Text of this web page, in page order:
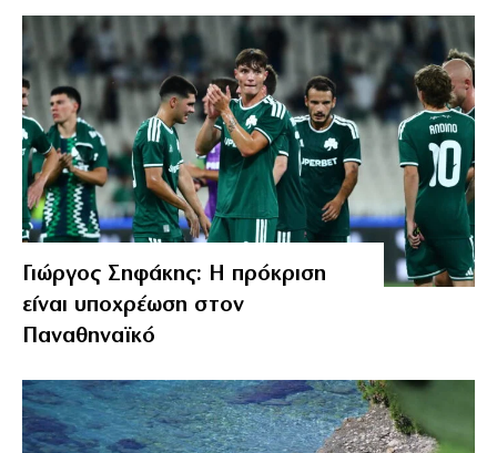
Γιώργος Σηφάκης: Η πρόκριση
είναι υποχρέωση στον
Παναθηναϊκό